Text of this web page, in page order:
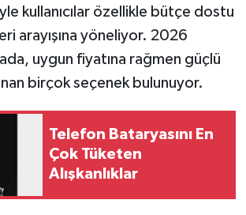
kullanıcılar özellikle bütçe dostu
arayışına yöneliyor. 2026
uygun fiyatına rağmen güçlü
birçok seçenek bulunuyor.
Telefon Bataryasını En
Çok Tüketen
Alışkanlıklar